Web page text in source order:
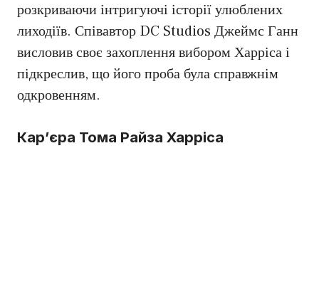
розкриваючи інтригуючі історії улюблених
лиходіїв. Співавтор DC Studios Джеймс Ганн
висловив своє захоплення вибором Харріса і
підкреслив, що його проба була справжнім
одкровенням.
Кар’єра Тома Райза Харріса